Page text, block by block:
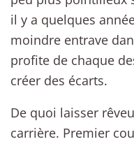
il y a quelques
moindre entrave
profite de chaque
créer des écarts.
De quoi laisser
carrière. Premier